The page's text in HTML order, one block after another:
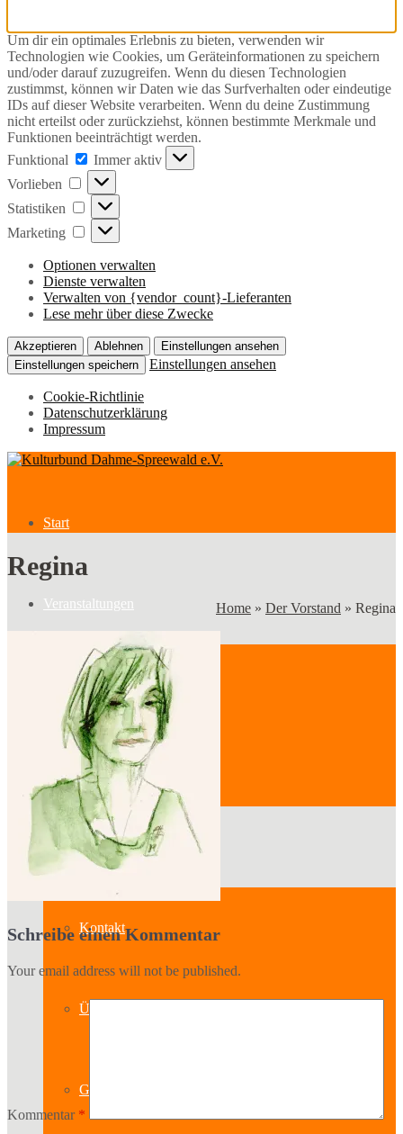
Um dir ein optimales Erlebnis zu bieten, verwenden wir
Technologien wie Cookies, um Geräteinformationen zu speichern
und/oder darauf zuzugreifen. Wenn du diesen Technologien
zustimmst, können wir Daten wie das Surfverhalten oder eindeutige
IDs auf dieser Website verarbeiten. Wenn du deine Zustimmung
nicht erteilst oder zurückziehst, können bestimmte Merkmale und
Funktionen beeinträchtigt werden.
Funktional
Funktional
Immer aktiv
Vorlieben
Vorlieben
Statistiken Statistiken
Marketing Marketing
Optionen verwalten
Dienste verwalten
Verwalten von {vendor_count}-Lieferanten
Lese mehr über diese Zwecke
Akzeptieren Ablehnen
Einstellungen ansehen
Einstellungen speichern
Einstellungen ansehen
Cookie-Richtlinie
Datenschutzerklärung
Impressum
Start
Veranstaltungen
Veranstaltungen
Kategorien
Verein
Kontakt
Über uns
Geschichte
Regina
Home » Der Vorstand » Regina
Schreibe einen Kommentar
Your email address will not be published.
Kommentar *